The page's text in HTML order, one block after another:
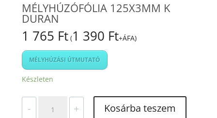
MÉLYHÚZÓFÓLIA 125X3MM K
DURAN
1 765 Ft (1 390 Ft+ÁFA)
MÉLYHÚZÁSI ÚTMUTATÓ
Készleten
-
125X3MM
+ Kosárba teszem